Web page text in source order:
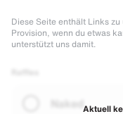
Diese Seite enthält Links
Provision, wenn du etwas
unterstützt uns damit.
Naked Aktuell